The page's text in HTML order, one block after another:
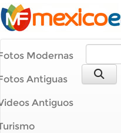
Modernas
Antiguas
Antiguos